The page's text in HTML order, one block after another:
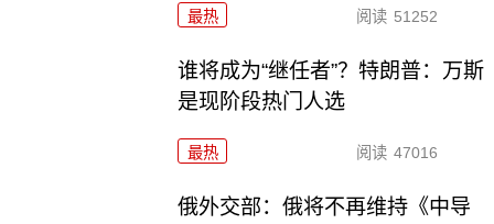
最热 阅读 51252
谁将成为“继任者”？特朗普：万斯
是现阶段热门人选
最热 阅读 47016
俄外交部：俄将不再维持《中导